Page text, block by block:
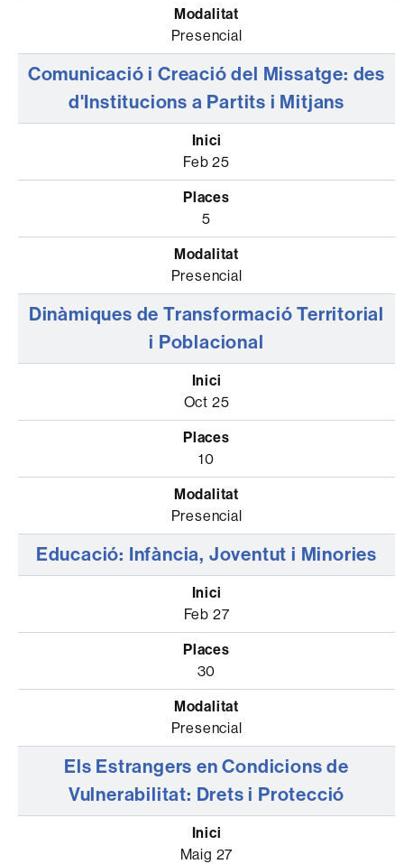
Presencial
Comunicació i Creació del Missatge: des
d'Institucions a Partits i Mitjans
Feb 25
5
Presencial
Dinàmiques de Transformació Territorial
i Poblacional
Oct 25
10
Presencial
Educació: Infància, Joventut i Minories
Feb 27
30
Presencial
Els Estrangers en Condicions de
Vulnerabilitat: Drets i Protecció
Maig 27